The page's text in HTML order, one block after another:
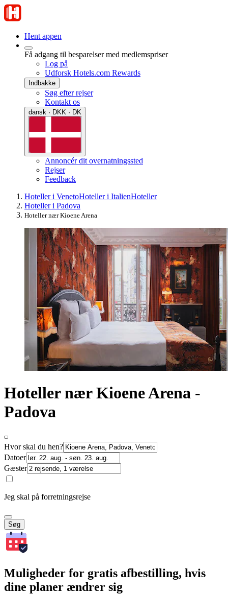
Hent appen
Få adgang til besparelser med medlemspriser
Log på
Udforsk Hotels.com Rewards
Indbakke
Søg efter rejser
Kontakt os
dansk · DKK · DK
Annoncér dit overnatningssted
Rejser
Feedback
Hoteller i VenetoHoteller i ItalienHoteller
Hoteller i Padova
Hoteller nær Kioene Arena
Hoteller nær Kioene Arena -
Padova
Hvor skal du hen?
Datoer
Gæster
Jeg skal på forretningsrejse
Søg
Muligheder for gratis afbestilling, hvis
dine planer ændrer sig